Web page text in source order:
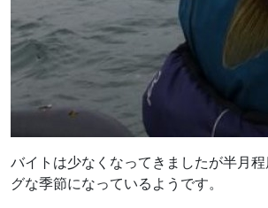
バイトは少なくなってきましたが半月
グな季節になっているようです。